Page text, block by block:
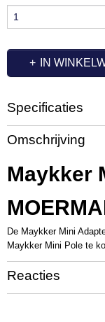
IN
Specificaties
Productcode
MA1014
Omschrijving
Maykker
De Maykker Mini
Maykker Mini Pole te
Reacties